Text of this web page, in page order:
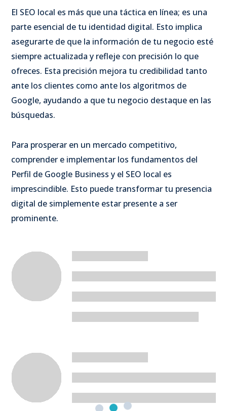
El SEO local es más que una táctica en línea; es una
parte esencial de tu identidad digital. Esto implica
asegurarte de que la información de tu negocio esté
siempre actualizada y refleje con precisión lo que
ofreces. Esta precisión mejora tu credibilidad tanto
ante los clientes como ante los algoritmos de
Google, ayudando a que tu negocio destaque en las
búsquedas.
Para prosperar en un mercado competitivo,
comprender e implementar los fundamentos del
Perfil de Google Business y el SEO local es
imprescindible. Esto puede transformar tu presencia
digital de simplemente estar presente a ser
prominente.